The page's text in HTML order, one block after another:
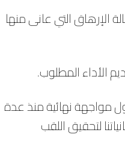
الإرهاق التي عانى منها
الأداء المطلوب.‏
مواجهة نهائية منذ عدة
لتحقيق اللقب